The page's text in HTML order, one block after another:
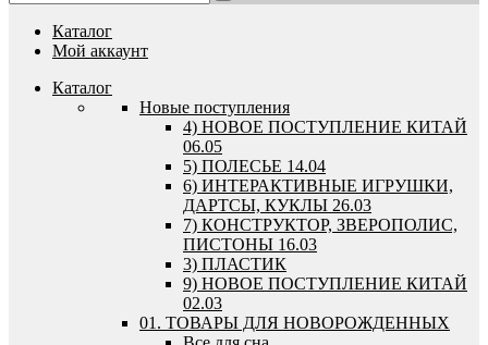
Каталог
Мой аккаунт
Каталог
Новые поступления
4) НОВОЕ ПОСТУПЛЕНИЕ КИТАЙ
06.05
5) ПОЛЕСЬЕ 14.04
6) ИНТЕРАКТИВНЫЕ ИГРУШКИ,
ДАРТСЫ, КУКЛЫ 26.03
7) КОНСТРУКТОР, ЗВЕРОПОЛИС,
ПИСТОНЫ 16.03
3) ПЛАСТИК
9) НОВОЕ ПОСТУПЛЕНИЕ КИТАЙ
02.03
01. ТОВАРЫ ДЛЯ НОВОРОЖДЕННЫХ